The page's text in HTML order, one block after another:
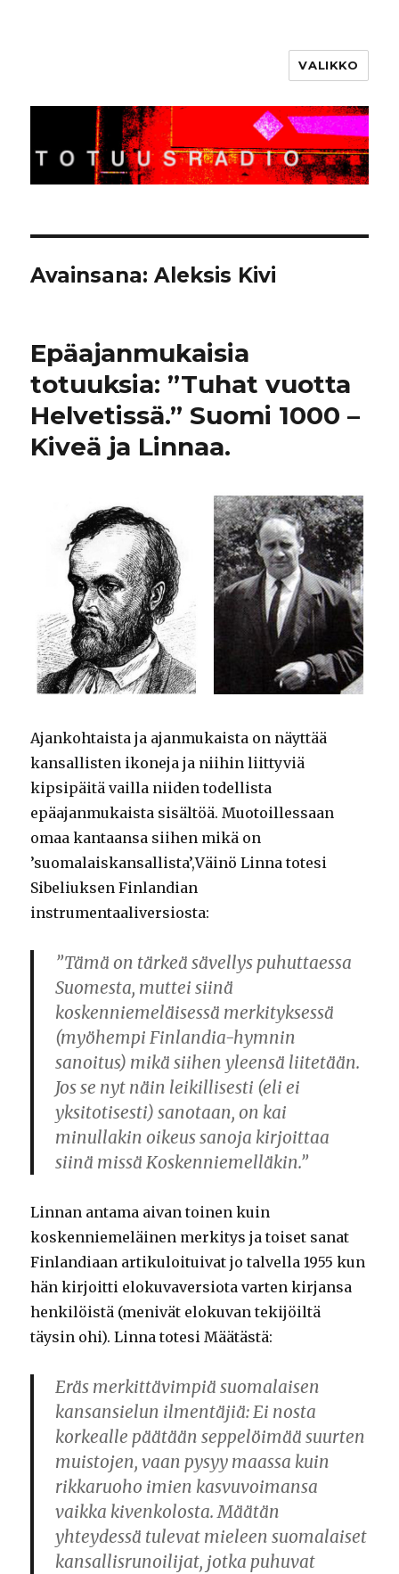
VALIKKO
Avainsana:Aleksis Kivi
Epäajanmukaisia
totuuksia: ”Tuhat vuotta
Helvetissä.” Suomi 1000 –
Kiveä ja Linnaa.
Ajankohtaista ja ajanmukaista on näyttää
kansallisten ikoneja ja niihin liittyviä
kipsipäitä vailla niiden todellista
epäajanmukaista sisältöä. Muotoillessaan
omaa kantaansa siihen mikä on
’suomalaiskansallista’,Väinö Linna totesi
Sibeliuksen Finlandian
instrumentaaliversiosta:
”Tämä on tärkeä sävellys puhuttaessa
Suomesta, muttei siinä
koskenniemeläisessä merkityksessä
(myöhempi Finlandia-hymnin
sanoitus) mikä siihen yleensä liitetään.
Jos se nyt näin leikillisesti (eli ei
yksitotisesti) sanotaan, on kai
minullakin oikeus sanoja kirjoittaa
siinä missä Koskenniemelläkin.”
Linnan antama aivan toinen kuin
koskenniemeläinen merkitys ja toiset sanat
Finlandiaan artikuloituivat jo talvella 1955 kun
hän kirjoitti elokuvaversiota varten kirjansa
henkilöistä (menivät elokuvan tekijöiltä
täysin ohi). Linna totesi Määtästä:
Eräs merkittävimpiä suomalaisen
kansansielun ilmentäjiä: Ei nosta
korkealle päätään seppelöimää suurten
muistojen, vaan pysyy maassa kuin
rikkaruoho imien kasvuvoimansa
vaikka kivenkolosta. Määtän
yhteydessä tulevat mieleen suomalaiset
kansallisrunoilijat, jotka puhuvat